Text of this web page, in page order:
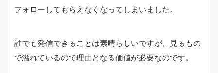
フォローしてもらえなくなってしまいました。
誰でも発信できることは素晴らしいですが、
見るもの
で溢れているので理由となる価値が必要なのです。